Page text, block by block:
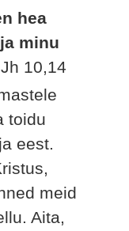
hea
minu
Jh 10,14
toidu
eest.
meid
Aita,